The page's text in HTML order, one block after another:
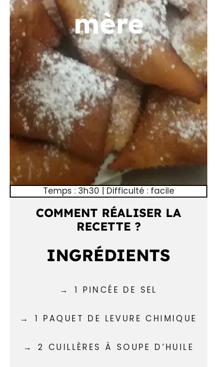
mère
Temps : 3h30 | Difficulté : facile
COMMENT RÉALISER LA
RECETTE ?
INGRÉDIENTS
1 PINCÉE DE SEL
1 PAQUET DE LEVURE CHIMIQUE
2 CUILLÈRES À SOUPE D’HUILE